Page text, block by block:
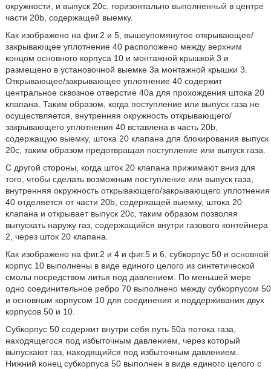
окружности, и выпуск 20с, горизонтально выполненный в центре
части 20b, содержащей выемку.
Как изображено на фиг.2 и 5, вышеупомянутое открывающее/
закрывающее уплотнение 40 расположено между верхним
концом основного корпуса 10 и монтажной крышкой 3 и
размещено в установочной выемке 3а монтажной крышки 3.
Открывающее/закрывающее уплотнение 40 содержит
центральное сквозное отверстие 40а для прохождения штока 20
клапана. Таким образом, когда поступление или выпуск газа не
осуществляется, внутренняя окружность открывающего/
закрывающего уплотнения 40 вставлена в часть 20b,
содержащую выемку, штока 20 клапана для блокирования выпуск
20с, таким образом предотвращая поступление или выпуск газа.
С другой стороны, когда шток 20 клапана прижимают вниз для
того, чтобы сделать возможным поступление или выпуск газа,
внутренняя окружность открывающего/закрывающего уплотнения
40 отделяется от части 20b, содержащей выемку, штока 20
клапана и открывает выпуск 20с, таким образом позволяя
выпускать наружу газ, содержащийся внутри газового контейнера
2, через шток 20 клапана.
Как изображено на фиг.2 и 4 и фиг.5 и 6, субкорпус 50 и основной
корпус 10 выполнены в виде единого целого из синтетической
смолы посредством литья под давлением. По меньшей мере
одно соединительное ребро 70 выполнено между субкорпусом 50
и основным корпусом 10 для соединения и поддерживания двух
корпусов 50 и 10.
Субкорпус 50 содержит внутри себя путь 50а потока газа,
находящегося под избыточным давлением, через который
выпускают газ, находящийся под избыточным давлением.
Нижний конец субкорпуса 50 выполнен в виде единого целого с